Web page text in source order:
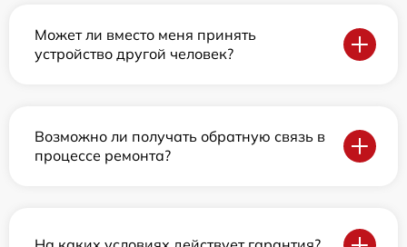
Может ли вместо меня принять
устройство другой человек?
Возможно ли получать обратную связь в
процессе ремонта?